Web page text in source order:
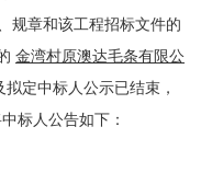
规章和该工程招标文件的
金湾村原澳达毛条有限公
定中标人公示已结束，
标人公告如下：